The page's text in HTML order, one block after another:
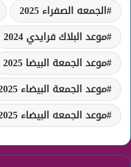
الجمعه الصفراء 2025
موعد البلاك فرايدي 2024
موعد الجمعة البيضا 2025
موعد الجمعة البيضاء 2025
موعد الجمعه البيضاء 2025